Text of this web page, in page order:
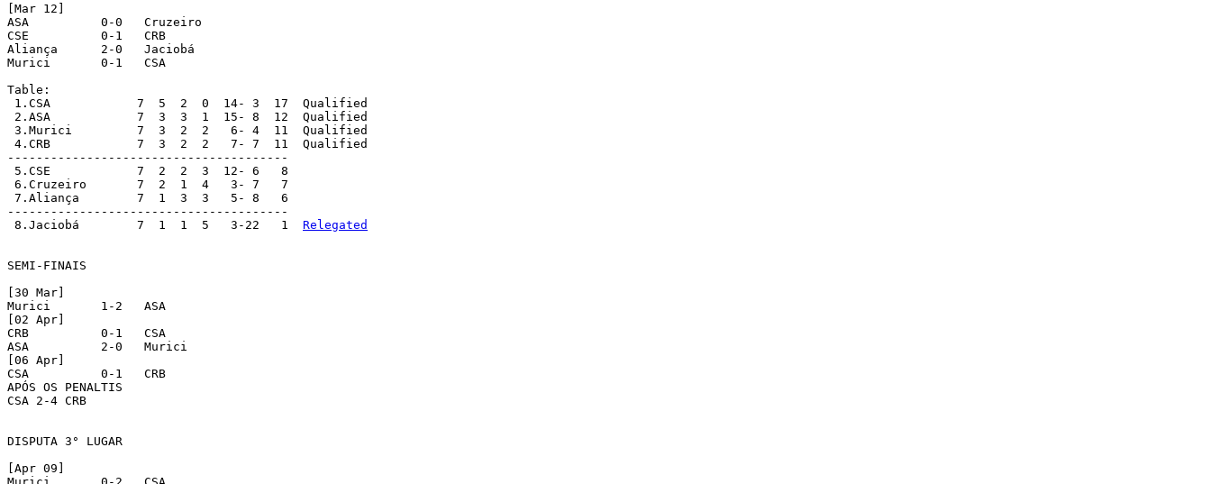
[Mar 12]
ASA          0-0   Cruzeiro
CSE          0-1   CRB
Aliança      2-0   Jaciobá
Murici       0-1   CSA
Table:
1.CSA            7  5  2  0  14- 3  17  Qualified
2.ASA            7  3  3  1  15- 8  12  Qualified
3.Murici         7  3  2  2   6- 4  11  Qualified
4.CRB            7  3  2  2   7- 7  11  Qualified
---------------------------------------
5.CSE            7  2  2  3  12- 6   8
6.Cruzeiro       7  2  1  4   3- 7   7
7.Aliança        7  1  3  3   5- 8   6
---------------------------------------
8.Jaciobá        7  1  1  5   3-22   1 Relegated
SEMI-FINAIS
[30 Mar]
Murici       1-2   ASA
[02 Apr]
CRB          0-1   CSA
ASA          2-0   Murici
[06 Apr]
CSA          0-1   CRB
APÓS OS PENALTIS
CSA 2-4 CRB
DISPUTA 3° LUGAR
[Apr 09]